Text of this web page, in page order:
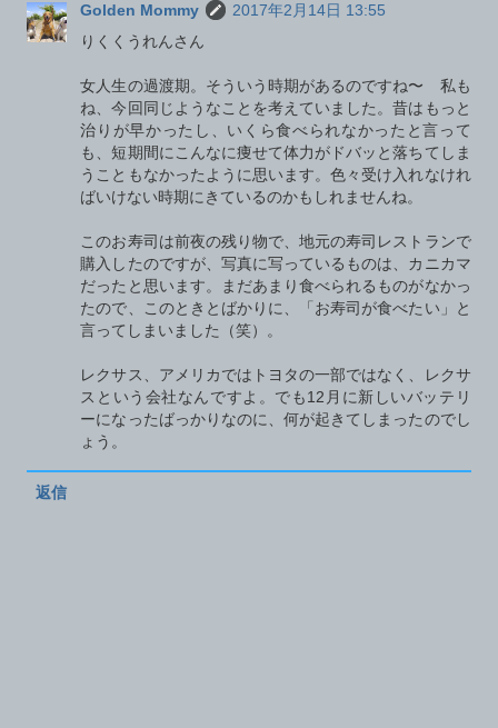
Golden Mommy
2017年2月14日 13:55
りくくうれんさん
女人生の過渡期。そういう時期があるのですね〜 私も
ね、今回同じようなことを考えていました。昔はもっと
治りが早かったし、いくら食べられなかったと言って
も、短期間にこんなに痩せて体力がドバッと落ちてしま
うこともなかったように思います。色々受け入れなけれ
ばいけない時期にきているのかもしれませんね。
このお寿司は前夜の残り物で、地元の寿司レストランで
購入したのですが、写真に写っているものは、カニカマ
だったと思います。まだあまり食べられるものがなかっ
たので、このときとばかりに、「お寿司が食べたい」と
言ってしまいました（笑）。
レクサス、アメリカではトヨタの一部ではなく、レクサ
スという会社なんですよ。でも12月に新しいバッテリ
ーになったばっかりなのに、何が起きてしまったのでし
ょう。
返信